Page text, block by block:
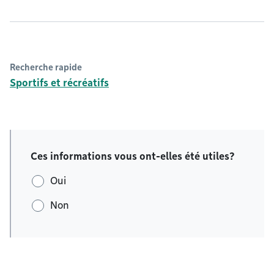
Recherche rapide
Sportifs et récréatifs
Ces informations vous ont-elles été utiles?
Oui
Non